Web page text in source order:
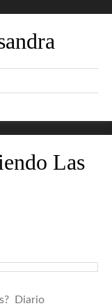
Las
Diario